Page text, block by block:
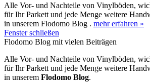
Alle Vor- und Nachteile von Vinylböden,
für Ihr Parkett und jede Menge weitere
in unserem Flodomo Blog . mehr erfahren »
Fenster schließen
Flodomo Blog mit vielen Beiträgen
Alle Vor- und Nachteile von Vinylböden,
für Ihr Parkett und jede Menge weitere
in unserem Flodomo Blog.